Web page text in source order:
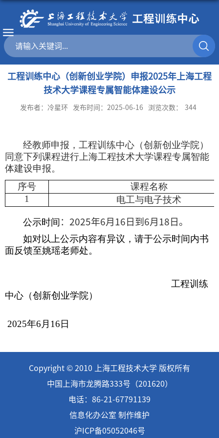
工程训练中心（创新创业学院）申报2025年上海工程
技术大学课程专属智能体建设公示
发布者：冷星环 发布时间：2025-06-16 浏览次数： 344
经教师申报，工程训练中心（创新创业学院）
同意下列课程进行上海工程技术大学课程专属智能
体建设申报。
序号
课程名称
1
电工与电子技术
公示时间 ： 2025年6月 16 日到 6月 18 日。
如对以上公示内容有异议，请于公示时间内书
面反馈至姚瑶老师处。
工程训练
中心（创新创业学院）
2025年6 月 16 日
Copyright © 2010 上海工程技术大学 版权所有
中国上海市龙腾路333号（201620）
电话：86-21-67791139
信息化办公室 制作维护
沪ICP备05052046号